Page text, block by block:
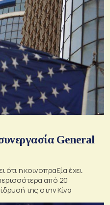
General
η κοινοπραξία έχει
από 20
της στην Κίνα